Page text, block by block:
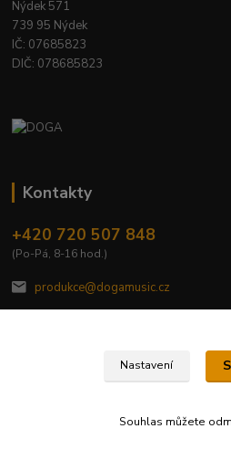
Nýdek 571
739 95 Nýdek
IČ: 07685823
DIČ: 078685823
Kontakty
+420 720 507 848
(Po-Pá, 8-16 hod.)
produkce@dogamusic.cz
2022 © DOGA
Nastavení
Souhlas můžete